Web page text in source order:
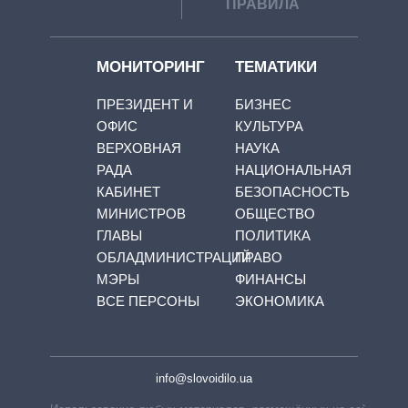
ПРАВИЛА
МОНИТОРИНГ
ПРЕЗИДЕНТ И
ОФИС
ВЕРХОВНАЯ
РАДА
КАБИНЕТ
МИНИСТРОВ
ГЛАВЫ
ОБЛАДМИНИСТРАЦИЙ
МЭРЫ
ВСЕ ПЕРСОНЫ
ТЕМАТИКИ
БИЗНЕС
КУЛЬТУРА
НАУКА
НАЦИОНАЛЬНАЯ
БЕЗОПАСНОСТЬ
ОБЩЕСТВО
ПОЛИТИКА
ПРАВО
ФИНАНСЫ
ЭКОНОМИКА
info@slovoidilo.ua